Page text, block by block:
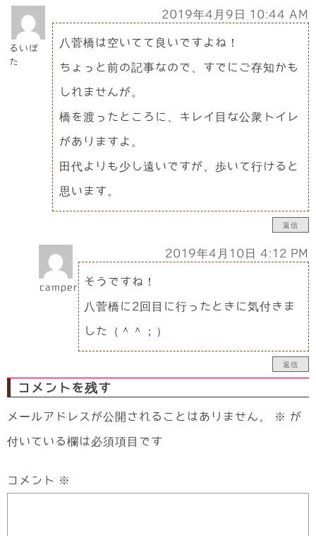
るいぽ
た
2019年4月9日 10:44 AM
八菅橋は空いてて良いですよね！
ちょっと前の記事なので、すでにご存知かも
しれませんが。
橋を渡ったところに、キレイ目な公衆トイレ
がありますよ。
田代よりも少し遠いですが、歩いて行けると
思います。
返信
camper3
2019年4月10日 4:12 PM
そうですね！
八菅橋に2回目に行ったときに気付きま
した（＾＾；）
返信
コメントを残す
メールアドレスが公開されることはありません。 ※ が
付いている欄は必須項目です
コメント ※